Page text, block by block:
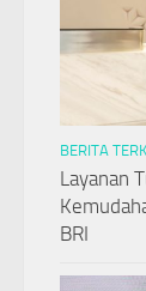
BERITA
Layanan
BRI